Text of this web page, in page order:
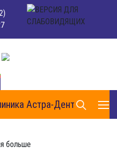
больше